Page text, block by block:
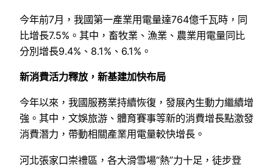
今年前7月，我國第一產業用電量達764億千瓦時，同
比增長7.5%。其中，畜牧業、漁業、農業用電量同比
分別增長9.4%、8.1%、6.1%。
新消費活力釋放，新基建加快布局
今年以來，我國服務業持續恢復，發展內生動力繼續增
強。其中，文娛旅游、體育賽事等新的消費增長點激發
消費潛力，帶動相關產業用電量較快增長。
河北張家口崇禮區，各大滑雪場“熱”力十足，徒步登